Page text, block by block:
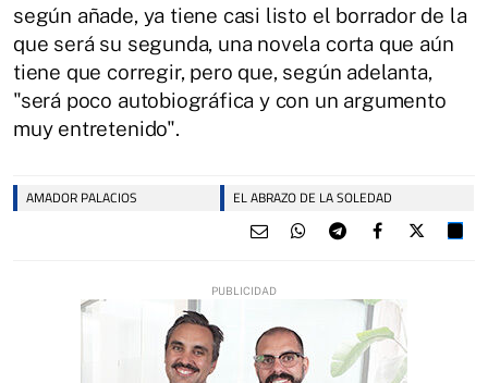
según añade, ya tiene casi listo el borrador de la
que será su segunda, una novela corta que aún
tiene que corregir, pero que, según adelanta,
"será poco autobiográfica y con un argumento
muy entretenido".
AMADOR PALACIOS EL ABRAZO DE LA SOLEDAD